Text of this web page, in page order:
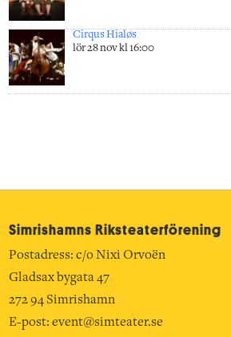
Cirqus Hialøs
lör 28 nov kl 16:00
Simrishamns Riksteater­förening
Postadress: c/o Nixi Orvoën
Gladsax bygata 47
272 94 Simrishamn
E-post:event@simteater.se